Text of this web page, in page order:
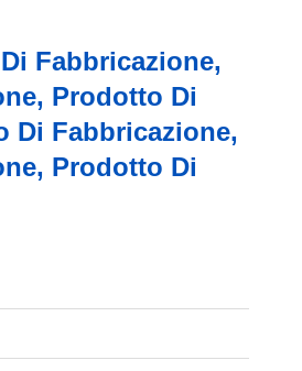
Fabbricazione,
Prodotto Di
Di Fabbricazione,
Prodotto Di